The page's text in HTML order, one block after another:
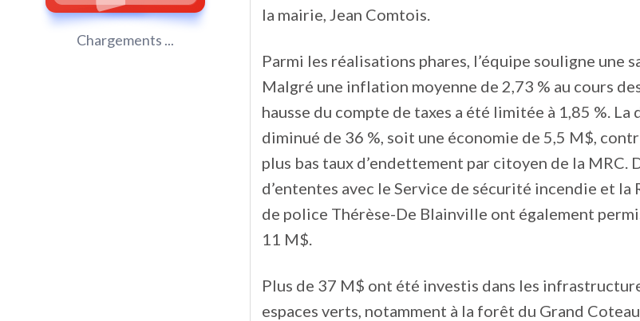
Chargements ...
la mairie, Jean Comtois.
Parmi les réalisations phares, l’équipe souligne une
Malgré une inflation moyenne de 2,73 % au cours
hausse du compte de taxes a été limitée à 1,85 %.
diminué de 36 %, soit une économie de 5,5 M$,
plus bas taux d’endettement par citoyen de la MRC.
d’ententes avec le Service de sécurité incendie et
de police Thérèse-De Blainville ont également
11 M$.
Plus de 37 M$ ont été investis dans les
espaces verts, notamment à la forêt du Grand